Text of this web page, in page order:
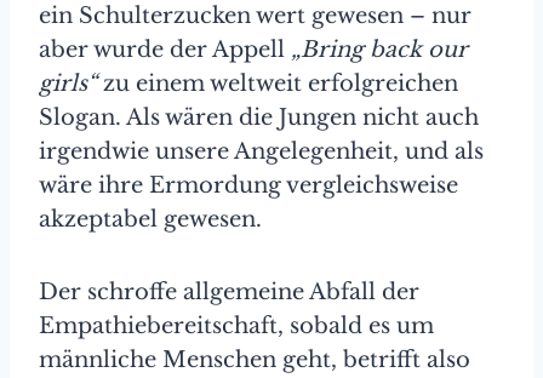
ein Schulterzucken wert gewesen – nur
aber wurde der Appell „Bring back our
girls“zu einem weltweit erfolgreichen
Slogan. Als wären die Jungen nicht auch
irgendwie unsere Angelegenheit, und als
wäre ihre Ermordung vergleichsweise
akzeptabel gewesen.
Der schroffe allgemeine Abfall der
Empathiebereitschaft, sobald es um
männliche Menschen geht, betrifft also